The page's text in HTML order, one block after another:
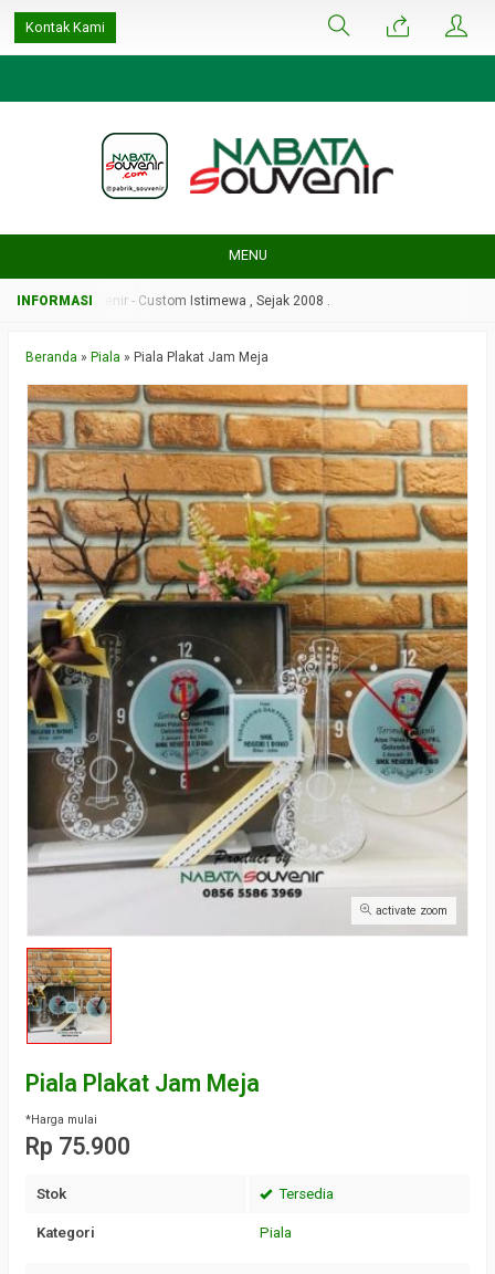
google-site-
verification=ulGFAYaRwT3xFs4fCyDEYtZPCSlyYvbOPvhRRObUW-A
Kontak Kami
MENU
Nabata Souvenir - Custom Istimewa , Sejak 2008 .
Beranda » Piala » Piala Plakat Jam Meja
activate zoom
Piala Plakat Jam Meja
*Harga mulai
Rp 75.900
Stok Tersedia
Kategori Piala